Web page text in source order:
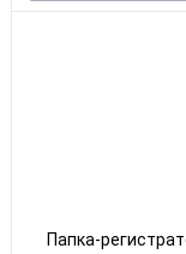
Папка-